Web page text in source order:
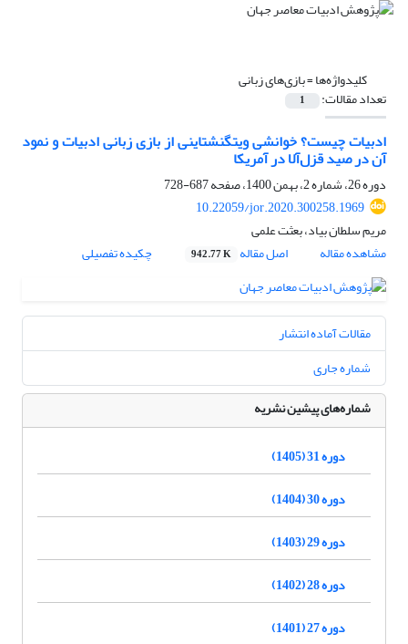
کلیدواژه‌ها =بازی‌های زبانی
تعداد مقالات: 1
ادبیات چیست؟ خوانشی ویتگنشتاینی از بازی زبانی ادبیات و نمود
آن در صید قزل‌آلا در آمریکا
دوره 26، شماره 2، بهمن 1400، صفحه
687-728
10.22059/jor.2020.300258.1969
مریم سلطان بیاد، بعثت علمی
مشاهده مقاله
اصل مقاله 942.77 K چکیده تفصیلی
مقالات آماده انتشار
شماره جاری
شماره‌های پیشین نشریه
دوره 31 (1405)
دوره 30 (1404)
دوره 29 (1403)
دوره 28 (1402)
دوره 27 (1401)